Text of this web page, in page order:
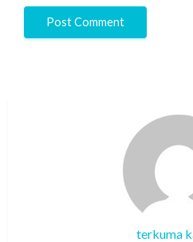
terkuma